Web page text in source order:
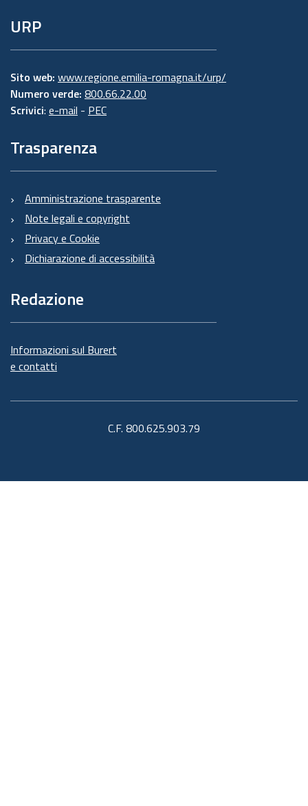
URP
Sito web: www.regione.emilia-romagna.it/urp/
Numero verde: 800.66.22.00
Scrivici: e-mail - PEC
Trasparenza
Amministrazione trasparente
Note legali e copyright
Privacy e Cookie
Dichiarazione di accessibilità
Redazione
Informazioni sul Burert
e contatti
C.F. 800.625.903.79